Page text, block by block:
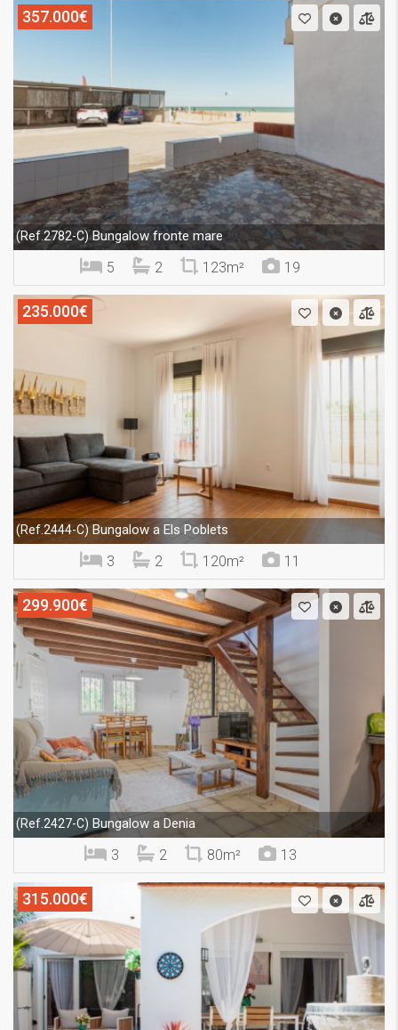
357.000€
(Ref.2782-C)Bungalow fronte mare
5 2 123m² 19
235.000€
(Ref.2444-C)Bungalow a Els Poblets
3 2 120m² 11
299.900€
(Ref.2427-C) Bungalow a Denia
3 2 80m² 13
315.000€